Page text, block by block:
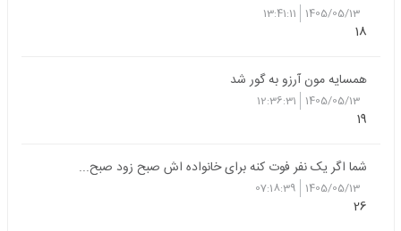
1405/05/13
13:41:11
18
همسایه مون آرزو به گور شد
1405/05/13
12:36:31
19
شما اگر یک نفر فوت کنه برای خانواده اش صبح زود صبح...
1405/05/13
07:18:39
26